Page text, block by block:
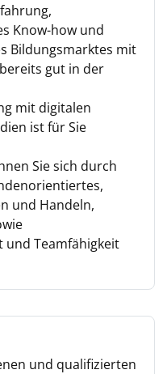
Know-how und
Bildungsmarktes mit
gut in der
mit digitalen
ist für Sie
Sie sich durch
und Handeln,
Teamfähigkeit
und qualifizierten